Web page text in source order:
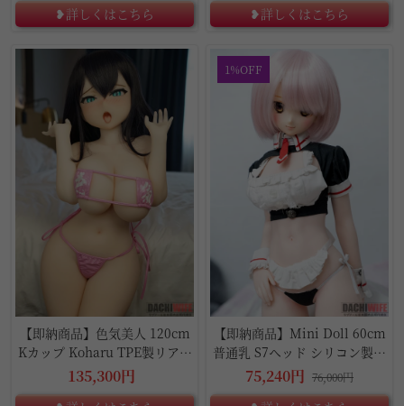
❥詳しくはこちら ❥詳しくはこちら
【即納商品】色気美人 120cm
Kカップ Koharu TPE製リアル
ラブドール
135,300円
1%OFF
【即納商品】Mini Doll 60cm
普通乳 S7ヘッド シリコン製ダ
ッチワイフ
75,240円 76,000円